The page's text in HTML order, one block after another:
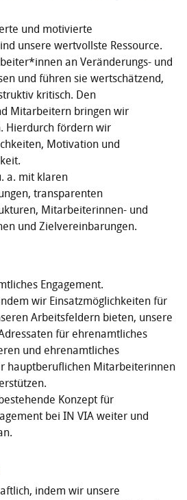
und motivierte
unsere wertvollste Ressource.
an Veränderungs- und
und führen sie wertschätzend,
kritisch. Den
Mitarbeitern bringen wir
Hierdurch fördern wir
Motivation und
a. mit klaren
transparenten
Mitarbeiterinnen- und
und Zielvereinbarungen.
Engagement.
wir Einsatzmöglichkeiten für
Arbeitsfeldern bieten, unsere
für ehrenamtliches
und ehrenamtliches
hauptberuflichen Mitarbeiterinnen
Konzept für
bei IN VIA weiter und
indem wir unsere